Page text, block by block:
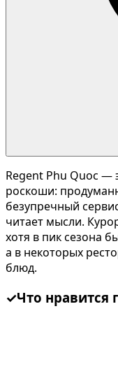
Regent Phu Quoc —
роскоши:
безупречный
читает мысли.
хотя в пик сезона
а в некоторых
блюд.
✓Что нравится